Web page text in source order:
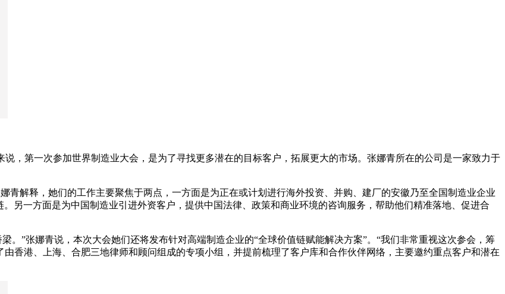
，第一次参加世界制造业大会，是为了寻找更多潜在的目标客户，拓展更大的市场。张娜青所在的公司是一家致力于
青解释，她们的工作主要聚焦于两点，一方面是为正在或计划进行海外投资、并购、建厂的安徽乃至全国制造业企业
另一方面是为中国制造业引进外资客户，提供中国法律、政策和商业环境的咨询服务，帮助他们精准落地、促进合
。”张娜青说，本次大会她们还将发布针对高端制造企业的“全球价值链赋能解决方案”。“我们非常重视这次参会，筹
香港、上海、合肥三地律师和顾问组成的专项小组，并提前梳理了客户库和合作伙伴网络，主要邀约重点客户和潜在